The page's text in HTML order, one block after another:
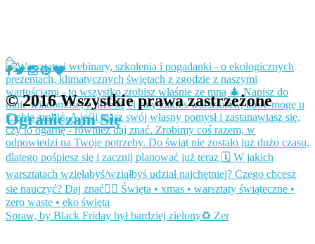
Spraw, by Black Friday był bardziej zielony♻️ Zer
© 2016 Wszystkie prawa zastrzeżone
Ograniczam Się